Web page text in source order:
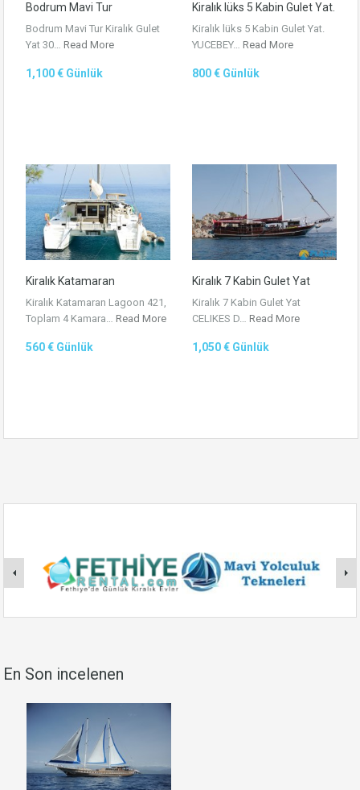
Bodrum Mavi Tur
Bodrum Mavi Tur Kiralık Gulet
Yat 30… Read More
1,100 € Günlük
Kiralık lüks 5 Kabin Gulet Yat.
Kiralık lüks 5 Kabin Gulet Yat.
YUCEBEY… Read More
800 € Günlük
Kiralık Katamaran
Kiralık Katamaran Lagoon 421,
Toplam 4 Kamara… Read More
560 € Günlük
Kiralık 7 Kabin Gulet Yat
Kiralık 7 Kabin Gulet Yat
CELIKES D… Read More
1,050 € Günlük
En Son incelenen